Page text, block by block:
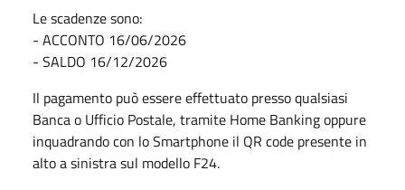
Le scadenze sono:
- ACCONTO 16/06/2026
- SALDO 16/12/2026
Il pagamento può essere effettuato presso qualsiasi
Banca o Ufficio Postale, tramite Home Banking oppure
inquadrando con lo Smartphone il QR code presente in
alto a sinistra sul modello F24.